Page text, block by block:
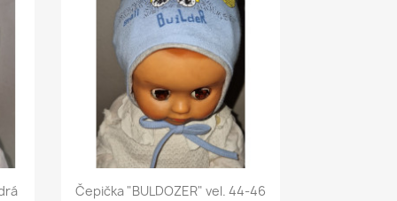
Rychlý náhled
Čepička "BULDOZER" vel. 44-46